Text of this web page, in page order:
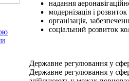
надання
модернізація і
організація,
соціальний розвиток
Державне регулювання у
Державне регулювання у